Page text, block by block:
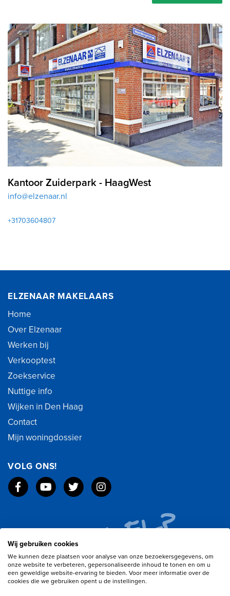
Kantoor Zuiderpark - HaagWest
info@elzenaar.nl
+31703604807
ELZENAAR MAKELAARS
Home
Over Elzenaar
Werken bij
Verkooptest
Zoekservice
Nuttige info
Wijken in Den Haag
Contact
Mijn woningdossier
VOLG ONS!
Wij gebruiken cookies
We kunnen deze plaatsen voor analyse van onze bezoekersgegevens, om
onze website te verbeteren, gepersonaliseerde inhoud te tonen en om u
een geweldige website-ervaring te bieden. Voor meer informatie over de
cookies die we gebruiken opent u de instellingen.